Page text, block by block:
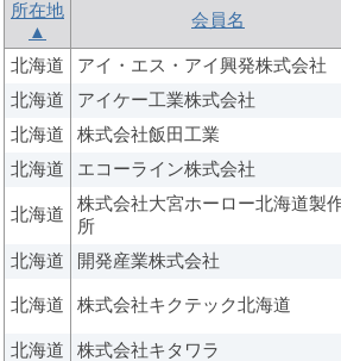
所在地
▲
会員名
北海道 アイ・エス・アイ興発株式会社
北海道 アイケー工業株式会社
北海道 株式会社飯田工業
北海道 エコーライン株式会社
北海道
株式会社大宮ホーロー北海道製
所
北海道 開発産業株式会社
北海道 株式会社キクテック北海道
北海道 株式会社キタワラ